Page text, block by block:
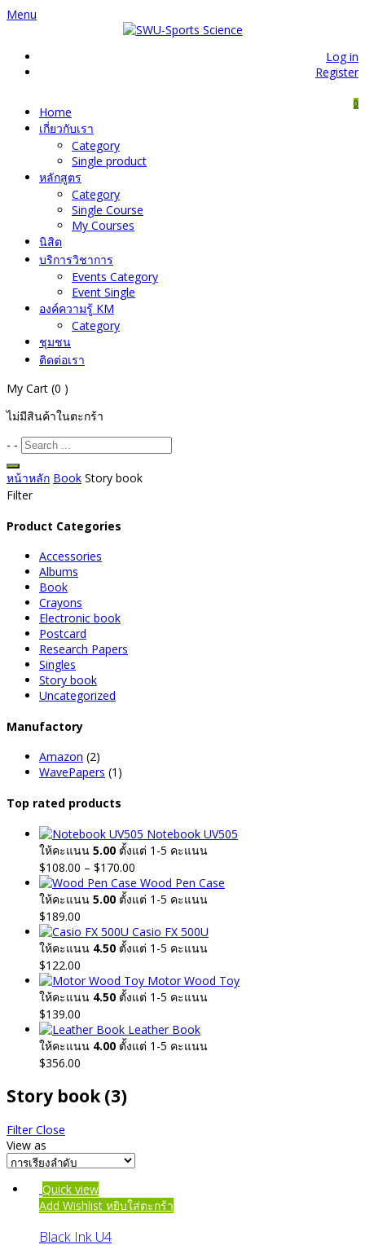
Menu
Log in
Register
0
Home
เกี่ยวกับเรา
Category
Single product
หลักสูตร
Category
Single Course
My Courses
นิสิต
บริการวิชาการ
Events Category
Event Single
องค์ความรู้ KM
Category
ชุมชน
ติดต่อเรา
My Cart (0 )
ไม่มีสินค้าในตะกร้า
- -
หน้าหลัก Book Story book
Filter
Product Categories
Accessories
Albums
Book
Crayons
Electronic book
Postcard
Research Papers
Singles
Story book
Uncategorized
Manufactory
Amazon (2)
WavePapers (1)
Top rated products
Notebook UV505
ให้คะแนน 5.00 ตั้งแต่ 1-5 คะแนน
$108.00 – $170.00
range:
$108.00
$170.00
Wood Pen Case
ให้คะแนน 5.00 ตั้งแต่ 1-5 คะแนน
$189.00
Casio FX 500U
ให้คะแนน 4.50 ตั้งแต่ 1-5 คะแนน
$122.00
Motor Wood Toy
ให้คะแนน 4.50 ตั้งแต่ 1-5 คะแนน
$139.00
Leather Book
ให้คะแนน 4.00 ตั้งแต่ 1-5 คะแนน
$356.00
Story book(3)
Filter Close
View as
Quick view
Add Wishlist หยิบใส่ตะกร้า
Black Ink U4